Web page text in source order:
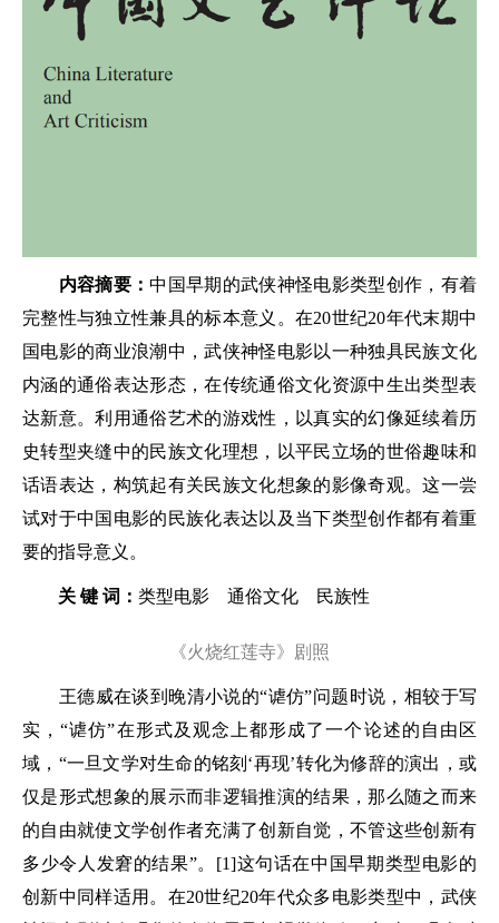
内容摘要：中国早期的武侠神怪电影类型创作，有着
完整性与独立性兼具的标本意义。在20世纪20年代末期中
国电影的商业浪潮中，武侠神怪电影以一种独具民族文化
内涵的通俗表达形态，在传统通俗文化资源中生出类型表
达新意。利用通俗艺术的游戏性，以真实的幻像延续着历
史转型夹缝中的民族文化理想，以平民立场的世俗趣味和
话语表达，构筑起有关民族文化想象的影像奇观。这一尝
试对于中国电影的民族化表达以及当下类型创作都有着重
要的指导意义。
关 键 词： 类型电影 通俗文化 民族性
《火烧红莲寺》剧照
王德威在谈到晚清小说的“谑仿”问题时说，相较于写
实，“谑仿”在形式及观念上都形成了一个论述的自由区
域，“一旦文学对生命的铭刻‘再现’转化为修辞的演出，或
仅是形式想象的展示而非逻辑推演的结果，那么随之而来
的自由就使文学创作者充满了创新自觉，不管这些创新有
多少令人发窘的结果”。[1]这句话在中国早期类型电影的
创新中同样适用。在20世纪20年代众多电影类型中，武侠